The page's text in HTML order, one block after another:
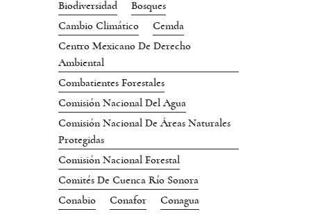
Biodiversidad
Bosques
Cambio Climático
Cemda
Centro Mexicano De Derecho
Ambiental
Combatientes Forestales
Comisión Nacional Del Agua
Comisión Nacional De Áreas Naturales
Protegidas
Comisión Nacional Forestal
Comités De Cuenca Río Sonora
Conabio
Conafor
Conagua